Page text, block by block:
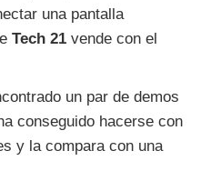
una pantalla
Tech 21 vende con el
un par de demos
conseguido hacerse con
y la compara con una